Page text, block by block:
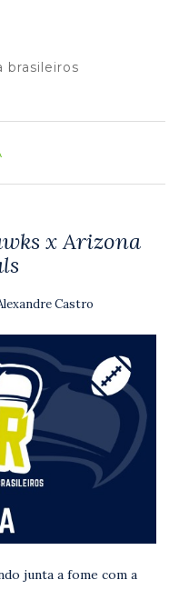
brasileiros
x Arizona
Castro
junta a fome com a